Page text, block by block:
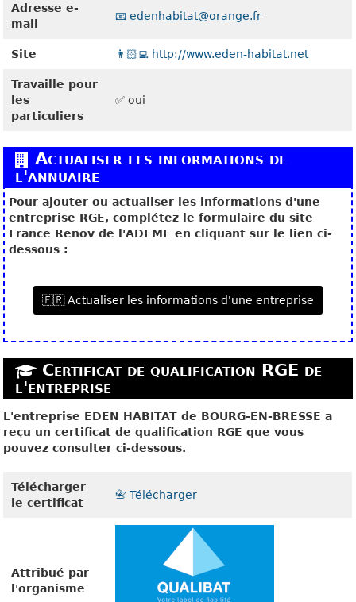
Adresse e-
mail
📧 edenhabitat@orange.fr
Site 👨🏻‍💻 http://www.eden-habitat.net
Travaille pour
les
particuliers
✅ oui
Actualiser les informations de
l'annuaire
Pour ajouter ou actualiser les informations d'une
entreprise RGE, complétez le formulaire du site
France Renov de l'ADEME en cliquant sur le lien ci-
dessous :
🇫🇷 Actualiser les informations d'une entreprise
Certificat de qualification RGE de
l'entreprise
L'entreprise EDEN HABITAT de BOURG-EN-BRESSE a
reçu un certificat de qualification RGE que vous
pouvez consulter ci-dessous.
Télécharger
le certificat
📇 Télécharger
Attribué par
l'organisme